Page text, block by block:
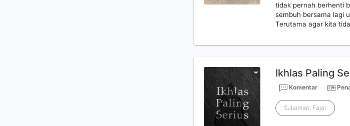
tidak pernah berhenti
sembuh bersama lagi
Terutama agar kita
Ikhlas Paling
Komentar
Sulaiman, Fajar